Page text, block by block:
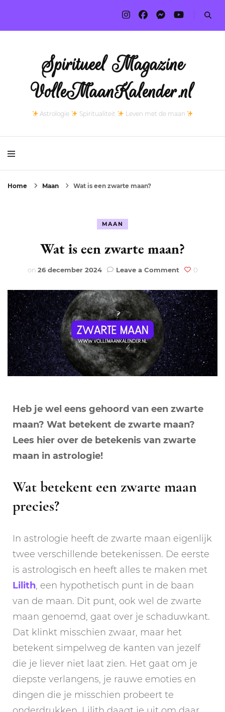
Spiritueel Magazine
VolleMaanKalender.nl
Astrologie Spiritualiteit Leven met de maan
Home Maan Wat is een zwarte maan?
MAAN
Wat is een zwarte maan?
on 26 december 2024 Leave a Commenton
is
een
zwarte
maan?
0
Heb je wel eens gehoord van een zwarte
maan? Wat betekent de zwarte maan?
Lees hier over de betekenis van zwarte
maan in astrologie!
Wat betekent een zwarte maan
precies?
In astrologie heeft de zwarte maan eigenlijk
twee verschillende betekenissen. De eerste
is astrologisch en heeft alles te maken met
Lilith, een hypothetisch punt in de baan
van de maan. Dit punt, ook wel de zwarte
maan genoemd, gaat over je schaduwkant.
Dat klinkt misschien zwaar, maar het
betekent simpelweg de kanten van jezelf
die je liever niet laat zien. Het gaat om je
diepste verlangens, je rauwe emoties en
dingen die je misschien probeert te